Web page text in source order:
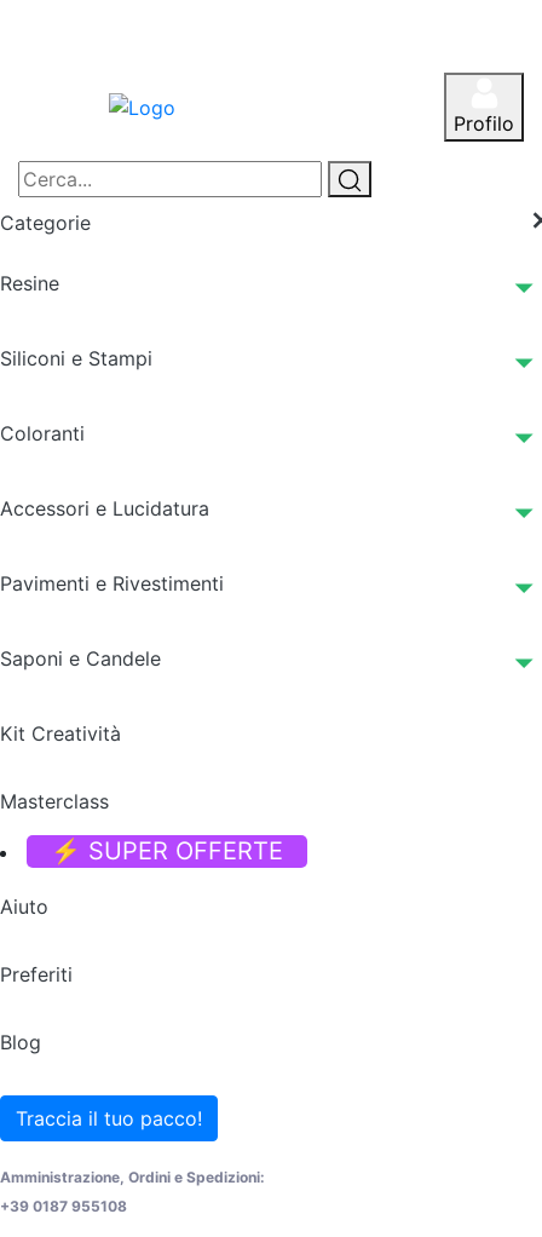
Profilo
Categorie
Resine
Siliconi e Stampi
Coloranti
Accessori e Lucidatura
Pavimenti e Rivestimenti
Saponi e Candele
Kit Creatività
Masterclass
⚡ SUPER OFFERTE
Aiuto
Preferiti
Blog
Traccia il tuo pacco!
Amministrazione, Ordini e Spedizioni:
+39 0187 955108